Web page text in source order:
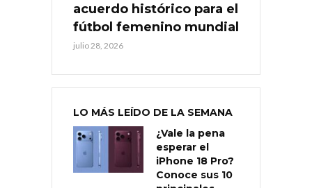
acuerdo histórico para el
fútbol femenino mundial
julio 28, 2026
LO MÁS LEÍDO DE LA SEMANA
¿Vale la pena
esperar el
iPhone 18 Pro?
Conoce sus 10